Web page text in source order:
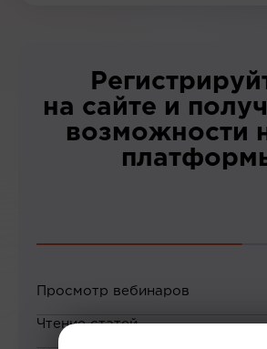
на сайте и
возможности
Просмотр вебинаров
Чтение статей